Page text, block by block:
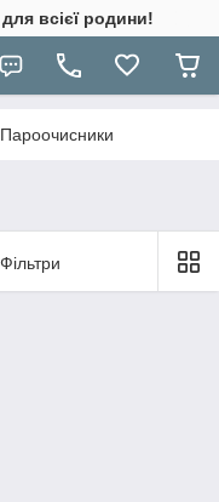
всієї родини!
Пароочисники
Фільтри